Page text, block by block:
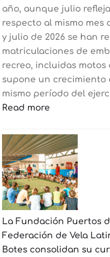
año, aunque julio
respecto al mismo mes
y julio de 2026 se han
matriculaciones de
recreo, incluidas motos
supone un crecimiento
mismo período del
Read more
El
mercado
náutico
cierra
hasta
julio
con
un
crecimiento
La Fundación Puertos
Federación de Vela
Botes consolidan su